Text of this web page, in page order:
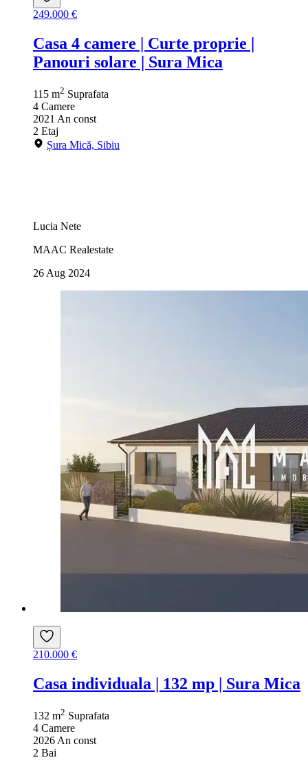
249.000 €
Casa 4 camere | Curte proprie |
Panouri solare | Sura Mica
115 m2 Suprafata
4 Camere
2021 An const
2 Etaj
Șura Mică, Sibiu
Lucia Nete
MAAC Realestate
26 Aug 2024
210.000 €
Casa individuala | 132 mp | Sura Mica
132 m2 Suprafata
4 Camere
2026An const
2 Bai